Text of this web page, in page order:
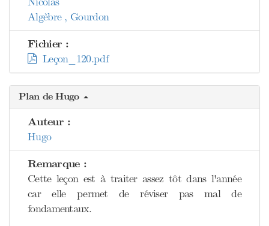
Algèbre , Gourdon
Fichier :
Leçon_120.pdf
Plan de Hugo
Auteur :
Hugo
Remarque :
Cette leçon est à traiter assez tôt dans l'année
car elle permet de réviser pas mal de
fondamentaux.